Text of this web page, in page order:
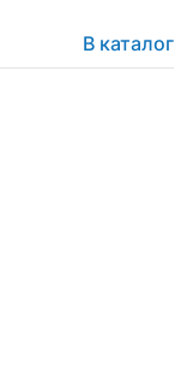
В каталог